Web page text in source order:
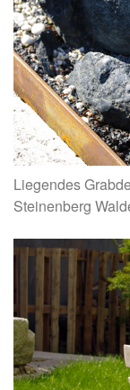
Liegendes
Steinenberg